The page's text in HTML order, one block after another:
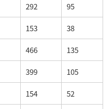
292 95
153 38
466 135
399 105
154 52